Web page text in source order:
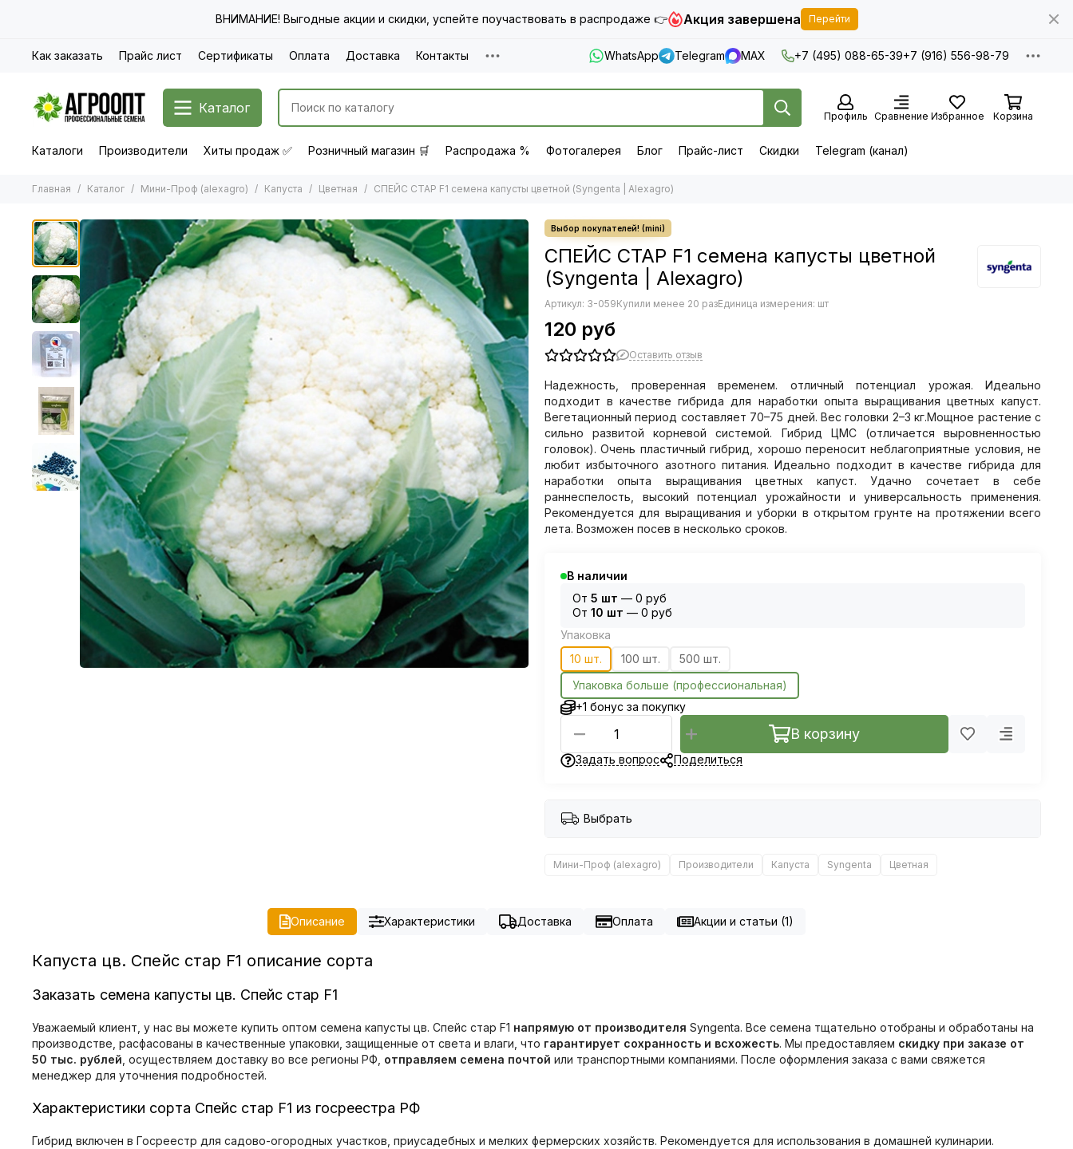
ВНИМАНИЕ! Выгодные акции и скидки, успейте поучаствовать в распродаже 👉 Акция завершена Перейти
Как заказать Прайс лист Сертификаты Оплата Доставка Контакты WhatsApp Telegram MAX +7 (495) 088-65-39+7 (916) 556-98-79
Каталог
Профиль Сравнение Избранное Корзина
Каталоги Производители Хиты продаж ✅ Розничный магазин 🛒 Распродажа % Фотогалерея Блог Прайс-лист Скидки Telegram (канал)
Главная Каталог Мини-Проф (alexagro) Капуста Цветная СПЕЙС СТАР F1 семена капусты цветной (Syngenta | Alexagro)
СПЕЙС СТАР F1 семена капусты цветной
(Syngenta | Alexagro)
Артикул: 3-059Купили менее 20 разЕдиница измерения: шт
120 руб
Оставить отзыв
Надежность, проверенная временем. отличный потенциал урожая. Идеально
подходит в качестве гибрида для наработки опыта выращивания цветных капуст.
Вегетационный период составляет 70–75 дней. Вес головки 2–3 кг.Мощное растение с
сильно развитой корневой системой. Гибрид ЦМС (отличается выровненностью
головок).Очень пластичный гибрид, хорошо переносит неблагоприятные условия, не
любит избыточного азотного питания. Идеально подходит в качестве гибрида для
наработки опыта выращивания цветных капуст. Удачно сочетает в себе
раннеспелость, высокий потенциал урожайности и универсальность применения.
Рекомендуется для выращивания и уборки в открытом грунте на протяжении всего
лета. Возможен посев в несколько сроков.
В наличии
От 5 шт — 0 руб
От 10 шт — 0 руб
Упаковка
10 шт.
100 шт.
500 шт.
Упаковка больше (профессиональная)
+1 бонус за покупку
В корзину
Задать вопрос Поделиться
Выбрать
Мини-Проф (alexagro) Производители Капуста Syngenta Цветная
Описание Характеристики Доставка Оплата Акции и статьи (1)
Капуста цв. Спейс стар F1 описание сорта
Заказать семена капусты цв. Спейс стар F1
Уважаемый клиент, у нас вы можете купить оптом семена капусты цв. Спейс стар F1 напрямую от производителя Syngenta. Все семена тщательно отобраны и обработаны на
производстве, расфасованы в качественные упаковки, защищенные от света и влаги, что гарантирует сохранность и всхожесть. Мы предоставляем скидку при заказе от
50 тыс. рублей , осуществляем доставку во все регионы РФ, отправляем семена почтой или транспортными компаниями. После оформления заказа с вами свяжется
менеджер для уточнения подробностей.
Характеристики сорта Спейс стар F1 из госреестра РФ
Гибрид включен в Госреестр для садово-огородных участков, приусадебных и мелких фермерских хозяйств. Рекомендуется для использования в домашней кулинарии.